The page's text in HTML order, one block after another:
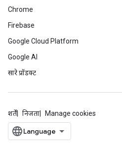
Chrome
Firebase
Google Cloud Platform
Google AI
सारे प्रॉडक्ट
शर्तें निजता Manage cookies